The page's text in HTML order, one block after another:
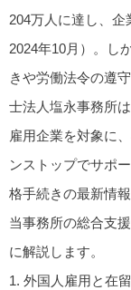
204万人に達し、企
2024年10月）。し
きや労働法令の遵
士法人塩永事務所
雇用企業を対象に
ンストップでサポ
格手続きの最新情
当事務所の総合支
に解説します。
1. 外国人雇用と在